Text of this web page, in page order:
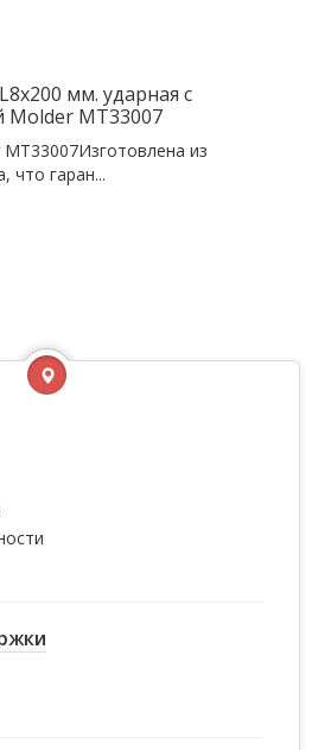
мм. ударная с
Molder MT33007
из
что гаран...